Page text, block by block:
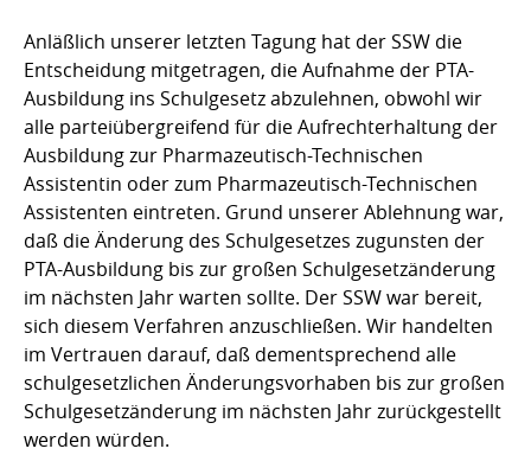
Anläßlich unserer letzten Tagung hat der SSW die
Entscheidung mitgetragen, die Aufnahme der PTA-
Ausbildung ins Schulgesetz abzulehnen, obwohl wir
alle parteiübergreifend für die Aufrechterhaltung der
Ausbildung zur Pharmazeutisch-Technischen
Assistentin oder zum Pharmazeutisch-Technischen
Assistenten eintreten. Grund unserer Ablehnung war,
daß die Änderung des Schulgesetzes zugunsten der
PTA-Ausbildung bis zur großen Schulgesetzänderung
im nächsten Jahr warten sollte. Der SSW war bereit,
sich diesem Verfahren anzuschließen. Wir handelten
im Vertrauen darauf, daß dementsprechend alle
schulgesetzlichen Änderungsvorhaben bis zur großen
Schulgesetzänderung im nächsten Jahr zurückgestellt
werden würden.